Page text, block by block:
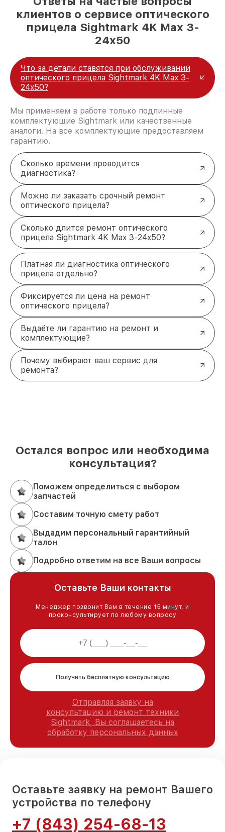
клиентов о сервисе оптического
прицела Sightmark 4K Max 3-
24x50
Что за детали ставятся при обслуживании
оптического прицела Sightmark 4K Max 3-
24x50?
Мы применяем в работе только подлинные
комплектующие Sightmark или качественные
аналоги. На все комплектующие предоставляем
гарантию.
Сколько времени проводится
диагностика?
Можно ли заказать срочный ремонт
оптического прицела?
Сколько длится ремонт оптического
прицела Sightmark 4K Max 3-24x50?
Платная ли диагностика оптического
прицела отдельно?
Фиксируется ли цена на ремонт
оптического прицела?
Выдаёте ли гарантию на ремонт и
комплектующие?
Почему выбирают ваш сервис для
ремонта?
Остался вопрос или необходима
консультация?
Поможем определиться с выбором
запчастей
Составим точную смету работ
Выдадим персональный гарантийный
талон
Подробно ответим на все Ваши вопросы
Оставьте Ваши контакты
Менеджер позвонит Вам в течение 15 минут, и
проконсультирует по любому вопросу
Получить бесплатную консультацию
Отправляя заявку на
консультацию и ремонт техники
Sightmark, Вы соглашаетесь на
обработку персональных данных
Оставьте заявку на ремонт Вашего
устройства по телефону
+7 (843) 254-68-13